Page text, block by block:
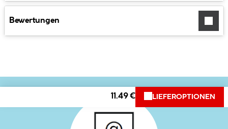
Bewertungen
11.49 € LIEFEROPTIONEN